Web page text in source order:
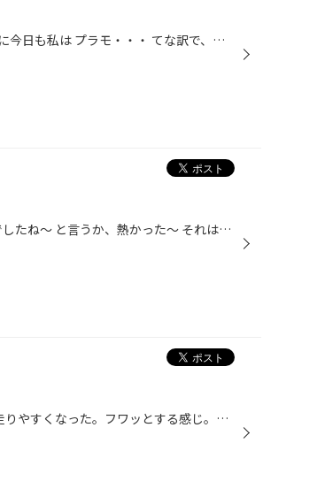
タイヤ館武雄店の橋口です。 GW真っ只中なのに今日も私は プラモ・・・ てな訳で、ヘッドライト組み立てました 正直 出来が悪いっす ライトとバンパーの形状まったく 合ってません・・・ クリアパーツとバンパー本当に 合わない・・・ しょうがないからコレで進めます おそらく、後期バンパーだから...
タイヤ館武雄店の橋口です。 今日は良い天気でしたね〜 と言うか、熱かった〜 それはさておき、GT-Ｒ またまた修正致しました。 ヘッドライトの中の白いライン 付属のデカールにて貼り付けてましたが 思ってた以上にボロボロになりました ボディに仮あて中にこのザマですよ・・・ そこでプラの下地...
母親のタイヤ交換その後です。 母親の感想 「走りやすくなった。フワッとする感じ。」 とのことです。 タイヤはあまり気にしてなさそうなので 「わからない」と言われないか心配でしたが、大満足だったので良かったです。 佐賀県 武雄市 で タイヤ交換 なら！ タイヤ館 武雄 で！ アライメン...